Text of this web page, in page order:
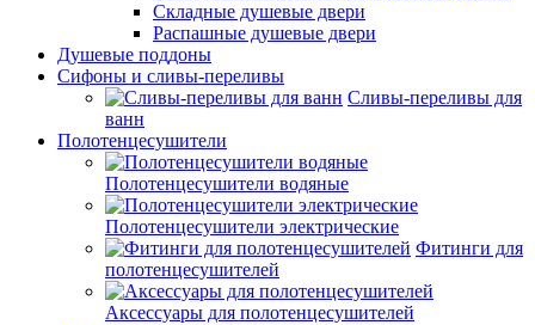
Складные душевые двери
Распашные душевые двери
Душевые поддоны
Сифоны и сливы-переливы
Сливы-переливы для
ванн
Полотенцесушители
Полотенцесушители водяные
Полотенцесушители электрические
Фитинги для
полотенцесушителей
Аксессуары для полотенцесушителей